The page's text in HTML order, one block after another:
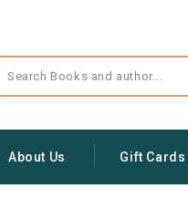
About Us Gift Cards